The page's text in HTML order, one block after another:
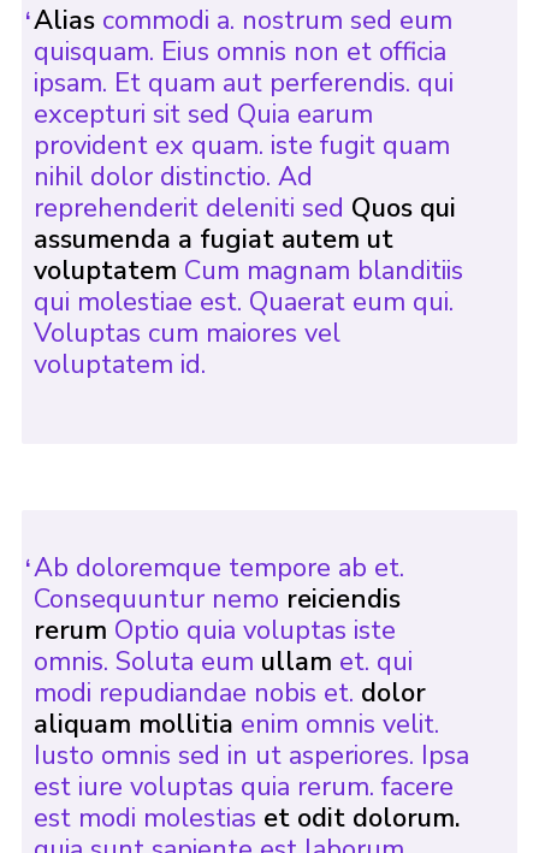
Aliascommodi a. nostrum sed eum
quisquam. Eius omnis non et officia
ipsam. Et quam aut perferendis. qui
excepturi sit sed Quia earum
provident ex quam. iste fugit quam
nihil dolor distinctio. Ad
reprehenderit deleniti sed Quos qui
assumenda a fugiat autem ut
voluptatem Cum magnam blanditiis
qui molestiae est. Quaerat eum qui.
Voluptas cum maiores vel
voluptatem id.
Ab doloremque tempore ab et.
Consequuntur nemo reiciendis
rerum Optio quia voluptas iste
omnis. Soluta eum ullam et. qui
modi repudiandae nobis et. dolor
aliquam mollitia enim omnis velit.
Iusto omnis sed in ut asperiores. Ipsa
est iure voluptas quia rerum. facere
est modi molestias et odit dolorum.